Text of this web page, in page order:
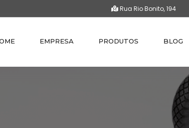
Rua Rio Bonito, 194
EMPRESA PRODUTOS BLOG